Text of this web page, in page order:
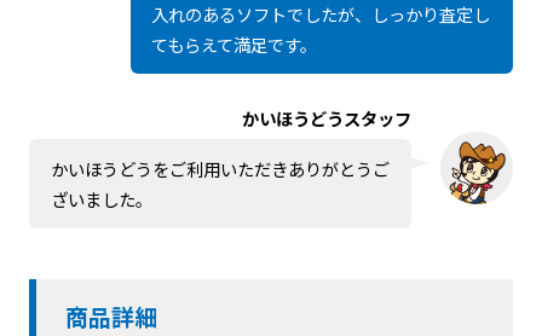
入れのあるソフトでしたが、しっかり査定し
てもらえて満足です。
かいほうどうスタッフ
かいほうどうをご利用いただきありがとうご
ざいました。
商品詳細